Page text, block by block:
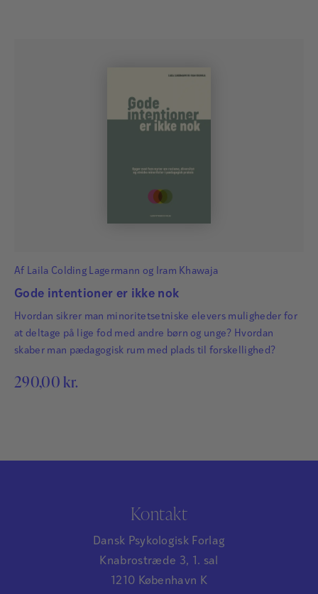
Af Laila Colding Lagermann og Iram Khawaja
Gode intentioner er ikke nok
Hvordan sikrer man minoritetsetniske elevers muligheder for
at deltage på lige fod med andre børn og unge? Hvordan
skaber man pædagogisk rum med plads til forskellighed?
290,00 kr.
Kontakt
Dansk Psykologisk Forlag
Knabrostræde 3, 1. sal
1210 København K